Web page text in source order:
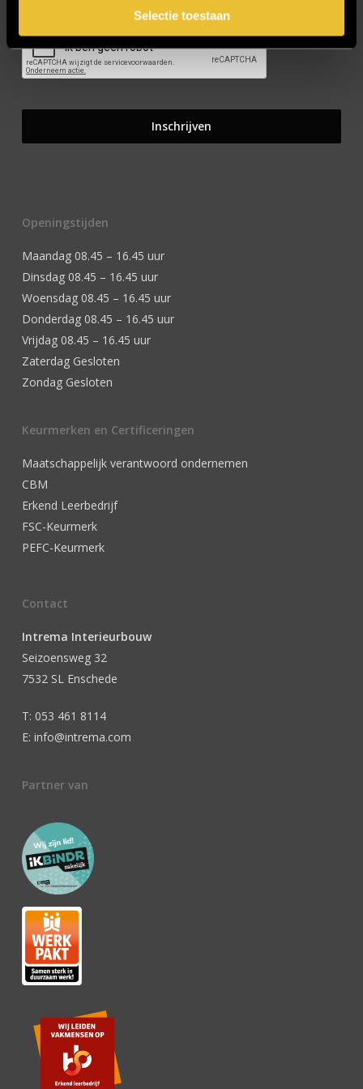
Selectie toestaan
Openingstijden
Maandag 08.45 – 16.45 uur
Dinsdag 08.45 – 16.45 uur
Woensdag 08.45 – 16.45 uur
Donderdag 08.45 – 16.45 uur
Vrijdag 08.45 – 16.45 uur
Zaterdag Gesloten
Zondag Gesloten
Keurmerken en Certificeringen
Maatschappelijk verantwoord ondernemen
CBM
Erkend Leerbedrijf
FSC-Keurmerk
PEFC-Keurmerk
Contact
Intrema Interieurbouw
Seizoensweg 32
7532 SL Enschede
T: 053 461 8114
E: info@intrema.com
Partner van